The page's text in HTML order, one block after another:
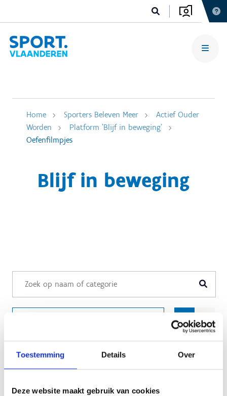
Toestemming Details Over
Deze website maakt gebruik van cookies
Home Sporters Beleven Meer
Actief Ouder
Worden
Platform 'Blijf in beweging'
Oefenfilmpjes
Blijf in beweging